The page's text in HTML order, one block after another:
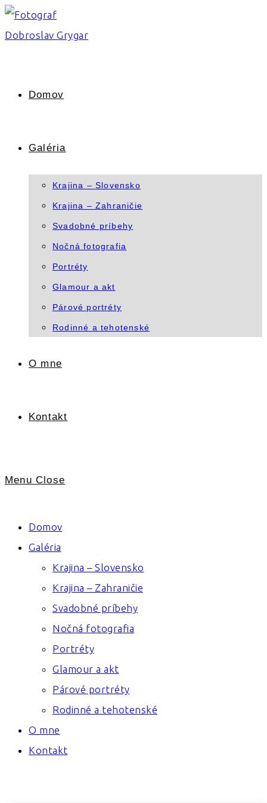
Skip
to
Domov
Galéria
Krajina – Slovensko
Krajina – Zahraničie
Svadobné príbehy
Nočná fotografia
Portréty
Glamour a akt
Párové portréty
Rodinné a tehotenské
O mne
Kontakt
Menu Close
Domov
Galéria
Krajina – Slovensko
Krajina – Zahraničie
Svadobné príbehy
Nočná fotografia
Portréty
Glamour a akt
Párové portréty
Rodinné a tehotenské
O mne
Kontakt